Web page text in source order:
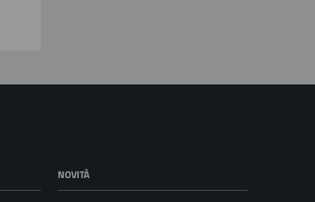
NOVITÀ